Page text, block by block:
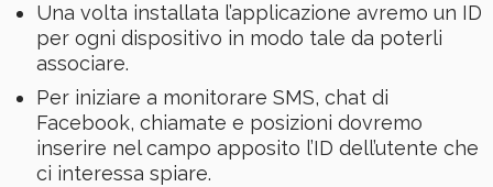
Una volta installata l’applicazione avremo un ID
per ogni dispositivo in modo tale da poterli
associare.
Per iniziare a monitorare SMS, chat di
Facebook, chiamate e posizioni dovremo
inserire nel campo apposito l’ID dell’utente che
ci interessa spiare.